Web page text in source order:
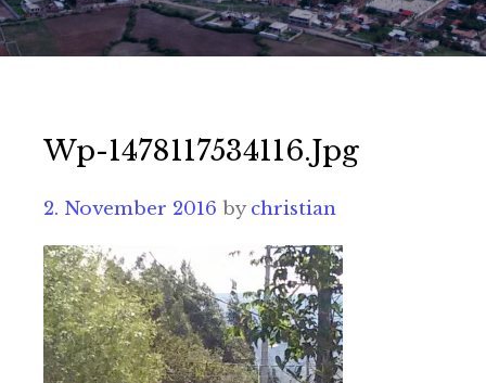
Wp-1478117534116.jpg
2. November 2016 bychristian